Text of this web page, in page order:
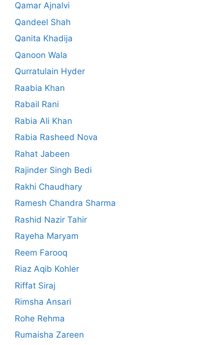
Qamar Ajnalvi
Qandeel Shah
Qanita Khadija
Qanoon Wala
Qurratulain Hyder
Raabia Khan
Rabail Rani
Rabia Ali Khan
Rabia Rasheed Nova
Rahat Jabeen
Rajinder Singh Bedi
Rakhi Chaudhary
Ramesh Chandra Sharma
Rashid Nazir Tahir
Rayeha Maryam
Reem Farooq
Riaz Aqib Kohler
Riffat Siraj
Rimsha Ansari
Rohe Rehma
Rumaisha Zareen